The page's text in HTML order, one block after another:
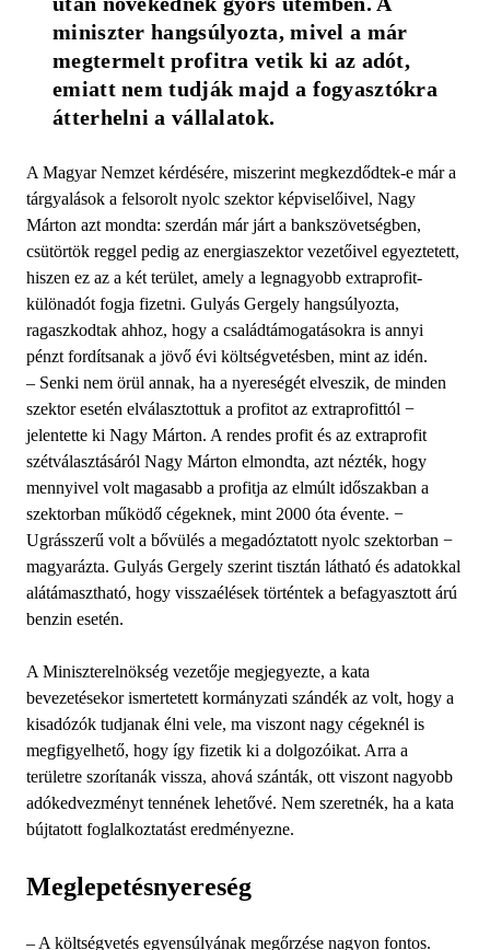
miniszter hangsúlyozta, mivel a már
megtermelt profitra vetik ki az adót,
emiatt nem tudják majd a fogyasztókra
átterhelni a vállalatok.
A Magyar Nemzet kérdésére, miszerint megkezdődtek-e már a
tárgyalások a felsorolt nyolc szektor képviselőivel, Nagy
Márton azt mondta: szerdán már járt a bankszövetségben,
csütörtök reggel pedig az energiaszektor vezetőivel egyeztetett,
hiszen ez az a két terület, amely a legnagyobb extraprofit-
különadót fogja fizetni. Gulyás Gergely hangsúlyozta,
ragaszkodtak ahhoz, hogy a családtámogatásokra is annyi
pénzt fordítsanak a jövő évi költségvetésben, mint az idén.
– Senki nem örül annak, ha a nyereségét elveszik, de minden
szektor esetén elválasztottuk a profitot az extraprofittól −
jelentette ki Nagy Márton. A rendes profit és az extraprofit
szétválasztásáról Nagy Márton elmondta, azt nézték, hogy
mennyivel volt magasabb a profitja az elmúlt időszakban a
szektorban működő cégeknek, mint 2000 óta évente. −
Ugrásszerű volt a bővülés a megadóztatott nyolc szektorban −
magyarázta. Gulyás Gergely szerint tisztán látható és adatokkal
alátámasztható, hogy visszaélések történtek a befagyasztott árú
benzin esetén.
A Miniszterelnökség vezetője megjegyezte, a kata
bevezetésekor ismertetett kormányzati szándék az volt, hogy a
kisadózók tudjanak élni vele, ma viszont nagy cégeknél is
megfigyelhető, hogy így fizetik ki a dolgozóikat. Arra a
területre szorítanák vissza, ahová szánták, ott viszont nagyobb
adókedvezményt tennének lehetővé. Nem szeretnék, ha a kata
bújtatott foglalkoztatást eredményezne.
Meglepetésnyereség
– A költségvetés egyensúlyának megőrzése nagyon fontos.